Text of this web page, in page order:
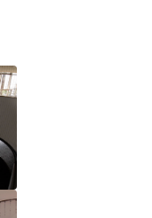
Universidad
Universidad
Graduación
LLM 2025